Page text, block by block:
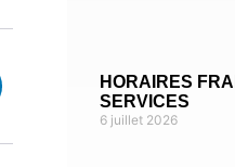
HORAIRES
SERVICES
6 juillet 2026